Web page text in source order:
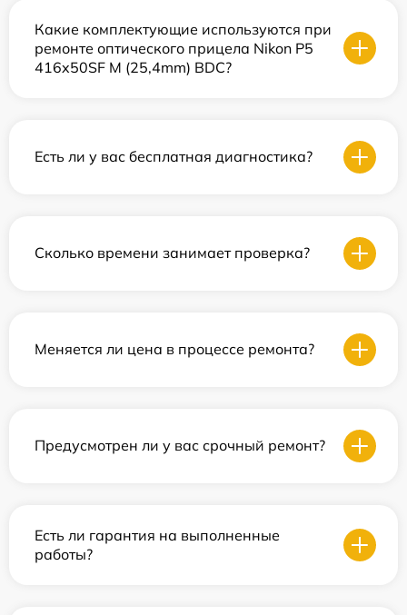
Какие комплектующие используются при
ремонте оптического прицела Nikon P5
416x50SF M (25,4mm) BDC?
Есть ли у вас бесплатная диагностика?
Сколько времени занимает проверка?
Меняется ли цена в процессе ремонта?
Предусмотрен ли у вас срочный ремонт?
Есть ли гарантия на выполненные
работы?